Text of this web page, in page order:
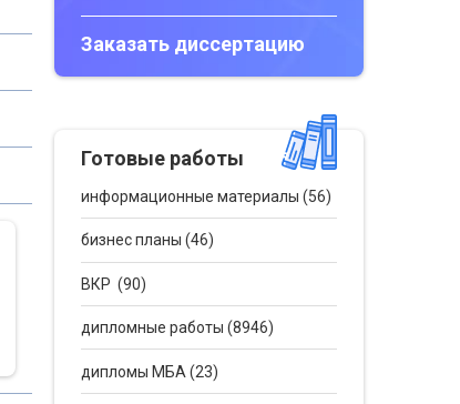
Заказать диссертацию
Готовые работы
информационные материалы (56)
бизнес планы (46)
ВКР (90)
дипломные работы (8946)
дипломы МБА (23)